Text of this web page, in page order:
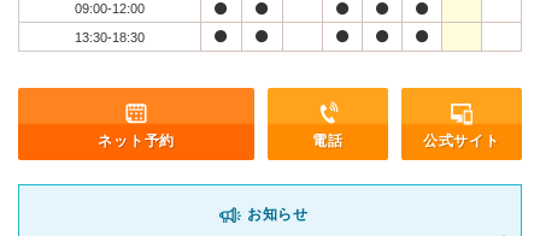
09:00-12:00
13:30-18:30
ネット予約 電話 公式サイト
お知らせ